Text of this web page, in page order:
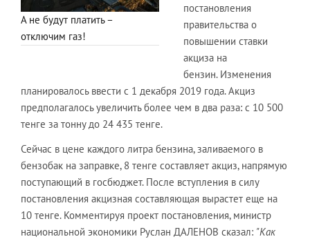
А не будут платить –
отключим газ!
постановления
правительства о
повышении ставки
акциза на
бензин. Изменения
планировалось ввести с 1 декабря 2019 года. Акциз
предполагалось увеличить более чем в два раза: с 10 500
тенге за тонну до 24 435 тенге.
Сейчас в цене каждого литра бензина, заливаемого в
бензобак на заправке, 8 тенге составляет акциз, напрямую
поступающий в госбюджет. После вступления в силу
постановления акцизная составляющая вырастет еще на
10 тенге. Комментируя проект постановления, министр
национальной экономики Руслан ДАЛЕНОВ сказал: "Как